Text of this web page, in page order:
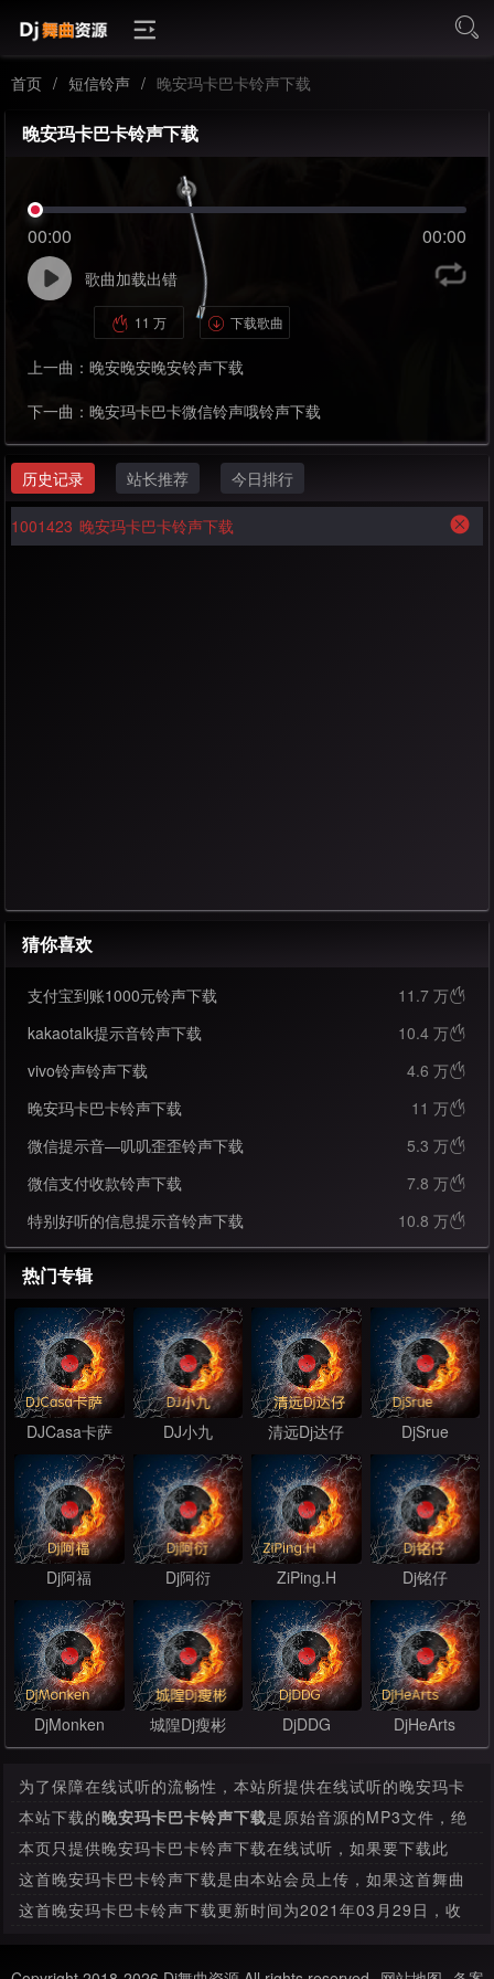
首页 / 短信铃声 / 晚安玛卡巴卡铃声下载
晚安玛卡巴卡铃声下载
11 万 下载歌曲
00:00 00:00
歌曲加载出错
上一曲： 晚安晚安晚安铃声下载
下一曲： 晚安玛卡巴卡微信铃声哦铃声下载
历史记录 站长推荐 今日排行
1001423 晚安玛卡巴卡铃声下载
猜你喜欢
支付宝到账1000元铃声下载 11.7 万
kakaotalk提示音铃声下载 10.4 万
vivo铃声铃声下载 4.6 万
晚安玛卡巴卡铃声下载 11 万
微信提示音—叽叽歪歪铃声下载 5.3 万
微信支付收款铃声下载 7.8 万
特别好听的信息提示音铃声下载 10.8 万
热门专辑
DJCasa卡萨 DJ小九 清远Dj达仔 DjSrue
Dj阿福 Dj阿衍 ZiPing.H Dj铭仔
DjMonken 城隍Dj瘦彬 DjDDG DjHeArts
为了保障在线试听的流畅性，本站所提供在线试听的晚安玛卡
巴卡铃声下载是经过压缩处理，其音质和本站提供下载的mp3
文件有很大的差别。
本站下载的晚安玛卡巴卡铃声下载是原始音源的MP3文件，绝
无压缩，本首下载比特率为320 Kbps，音质方面绝对保证清脆
高清晰。
本页只提供晚安玛卡巴卡铃声下载在线试听，如果要下载此
MP3舞曲，请 进入下载页面 下载。
这首晚安玛卡巴卡铃声下载是由本站会员上传，如果这首舞曲
存在任何版权问题，请与我们联系，我们会及时处理。
这首晚安玛卡巴卡铃声下载更新时间为2021年03月29日，收